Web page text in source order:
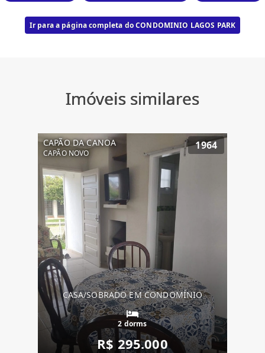
Ir para a página completa do CONDOMINIO LAGOS PARK
Imóveis similares
CAPÃO DA CANOA
CAPÃO NOVO
1964
CASA/SOBRADO EM CONDOMÍNIO
2 dorms
R$ 295.000